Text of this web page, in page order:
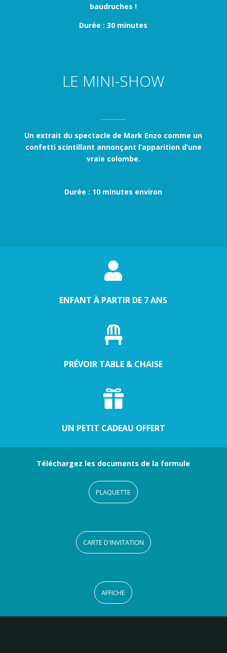
baudruches !
Durée : 30 minutes
LE MINI-SHOW
Un extrait du spectacle de Mark Enzo comme un
confetti scintillant annonçant l’apparition d’une
vraie colombe.
Durée : 10 minutes environ

ENFANT À PARTIR DE 7 ANS

PRÉVOIR TABLE & CHAISE

UN PETIT CADEAU OFFERT
Téléchargez les documents de la formule
PLAQUETTE
CARTE D'INVITATION
AFFICHE